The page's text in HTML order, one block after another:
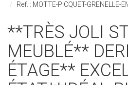
Ref. : MOTTE-PICQUET-GRENELLE-
**TRÈS JOLI STUDIO
MEUBLÉ**
ÉTAGE**